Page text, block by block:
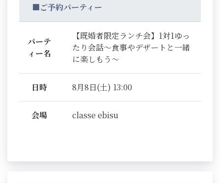
■ご予約パーティー
パーテ
ィー名
【既婚者限定ランチ会】1対1ゆっ
たり会話～食事やデザートと一緒
に楽しもう～
日時 8月8日(土) 13:00
会場 classe ebisu